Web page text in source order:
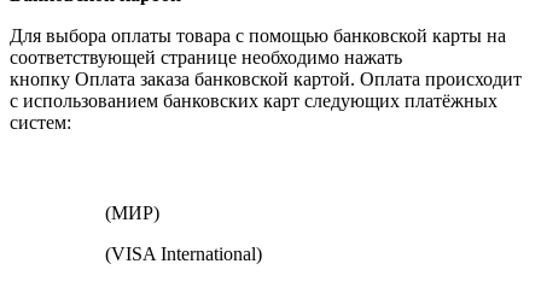
Для выбора оплаты товара с помощью банковской карты на
соответствующей странице необходимо нажать
кнопку Оплата заказа банковской картой. Оплата происходит
с использованием банковских карт следующих платёжных
систем:
(МИР)
(VISA International)